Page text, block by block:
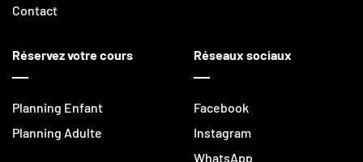
Contact
Réservez votre cours
Planning Enfant
Planning Adulte
Réseaux sociaux
Facebook
Instagram
WhatsApp